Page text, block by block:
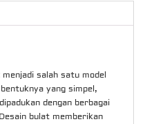
menjadi salah satu model
yang simpel,
dengan berbagai
bulat memberikan